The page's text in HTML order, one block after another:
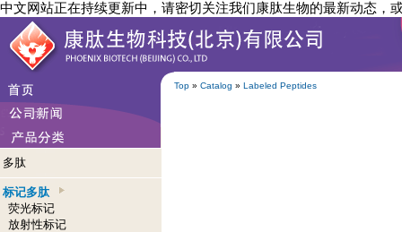
中文网站正在持续更新中，请密切关注我们康肽生物的最新动态，
Top » Catalog » Labeled Peptides
多肽
标记多肽
荧光标记
放射性标记